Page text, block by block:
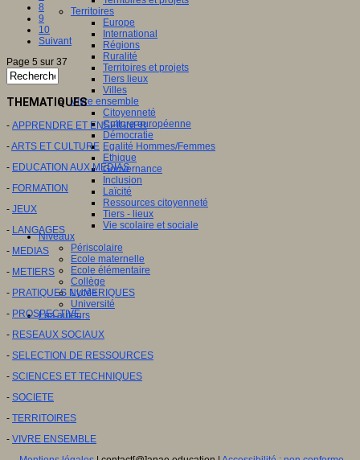
Territoires
Europe
International
Régions
Ruralité
Territoires et projets
Tiers lieux
Villes
Vivre ensemble
Citoyenneté
Culture européenne
Démocratie
Egalité Hommes/Femmes
Ethique
Gouvernance
Inclusion
Laïcité
Ressources citoyenneté
Tiers - lieux
Vie scolaire et sociale
Niveaux
Périscolaire
Ecole maternelle
Ecole élémentaire
Collège
Lycée
Université
Les auteurs
8
9
10
Suivant
Page 5 sur 37
THEMATIQUES
- APPRENDRE ET ENSEIGNER
-ARTS ET CULTURE
- EDUCATION AUX MEDIAS
- FORMATION
- JEUX
- LANGAGES
- MEDIAS
- METIERS
- PRATIQUES NUMERIQUES
- PROSPECTIVE
- RESEAUX SOCIAUX
- SELECTION DE RESSOURCES
- SCIENCES ET TECHNIQUES
- SOCIETE
- TERRITOIRES
- VIVRE ENSEMBLE